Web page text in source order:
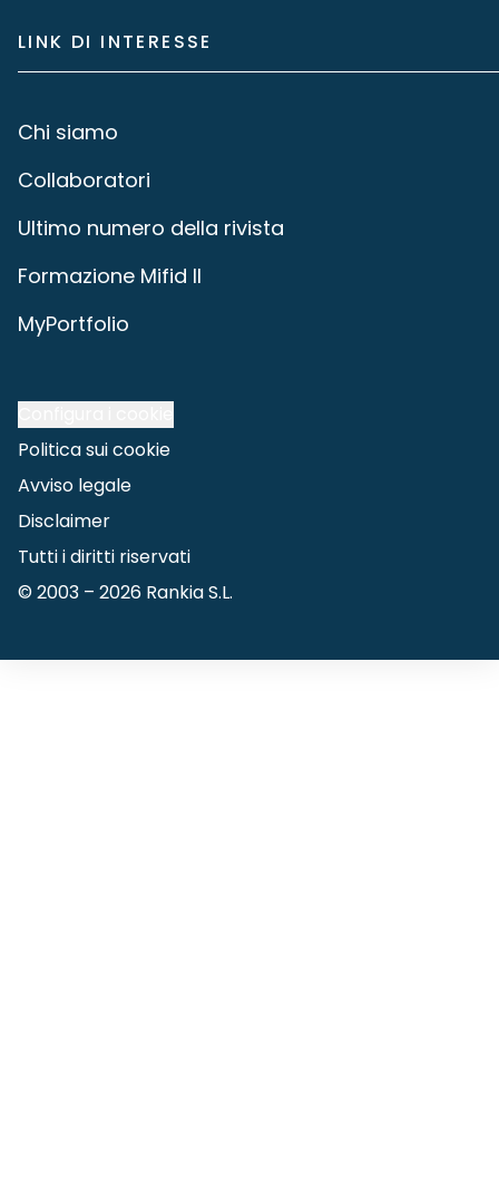
LINK DI INTERESSE
Chi siamo
Collaboratori
Ultimo numero della rivista
Formazione Mifid II
MyPortfolio
Politica sui cookie
Avviso legale
Disclaimer
Tutti i diritti riservati
© 2003 – 2026 Rankia S.L.